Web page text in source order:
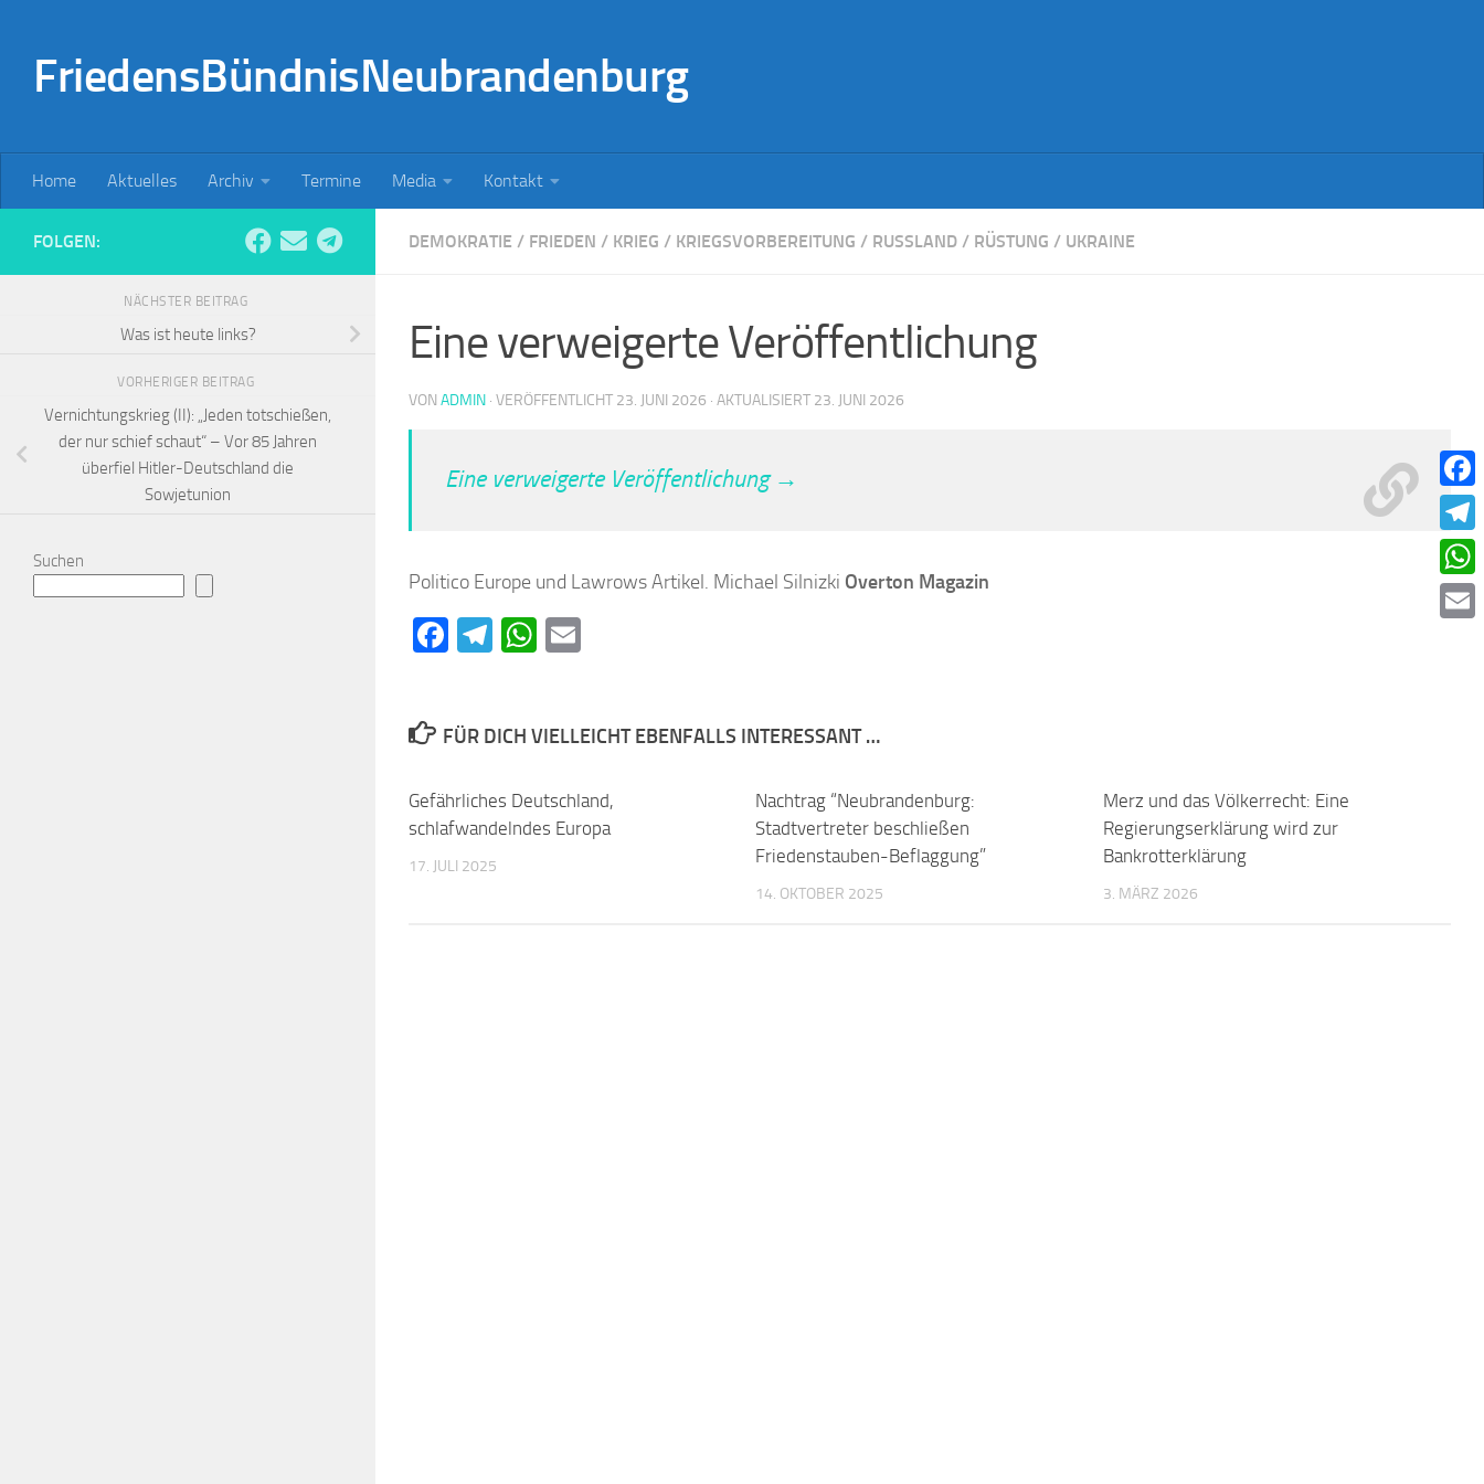
FriedensBündnisNeubrandenburg
Home Aktuelles Archiv Termine Media Kontakt
DEMOKRATIE / FRIEDEN / KRIEG / KRIEGSVORBEREITUNG / RUSSLAND / RÜSTUNG / UKRAINE
Eine verweigerte Veröffentlichung
VON ADMIN · VERÖFFENTLICHT 23. JUNI 2026 · AKTUALISIERT 23. JUNI 2026
Eine verweigerte Veröffentlichung →
Politico Europe und Lawrows Artikel. Michael Silnizki Overton Magazin
Facebook
Telegram
WhatsApp
FÜR DICH VIELLEICHT EBENFALLS INTERESSANT …
Gefährliches Deutschland,
schlafwandelndes Europa
17. JULI 2025
Nachtrag “Neubrandenburg:
Stadtvertreter beschließen
Friedenstauben-Beflaggung”
14. OKTOBER 2025
Merz und das Völkerrecht: Eine
Regierungserklärung wird zur
Bankrotterklärung
3. MÄRZ 2026
FOLGEN:
NÄCHSTER BEITRAG
Was ist heute links?
VORHERIGER BEITRAG
Vernichtungskrieg (II): „Jeden totschießen,
der nur schief schaut“ – Vor 85 Jahren
überfiel Hitler-Deutschland die
Sowjetunion
Suchen